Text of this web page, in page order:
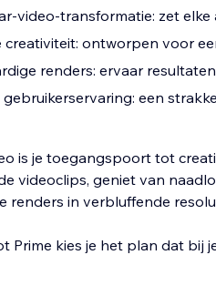
video-transformatie: zet
creativiteit: ontworpen voor
renders: ervaar
een
is je toegangspoort tot
videoclips, geniet van
renders in verbluffende
Prime kies je het plan dat bij